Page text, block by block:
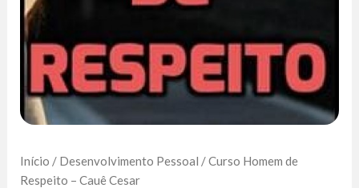
Início / Desenvolvimento Pessoal / Curso Homem de
Respeito – Cauê Cesar